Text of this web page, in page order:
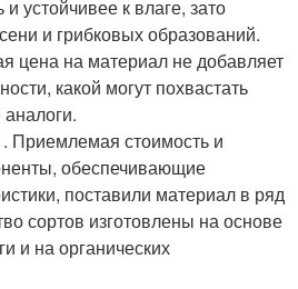
устойчивее к влаге, зато
и грибковых образований.
цена на материал не добавляет
какой могут похвастать
Приемлемая стоимость и
обеспечивающие
поставили материал в ряд
сортов изготовлены на основе
и на органических